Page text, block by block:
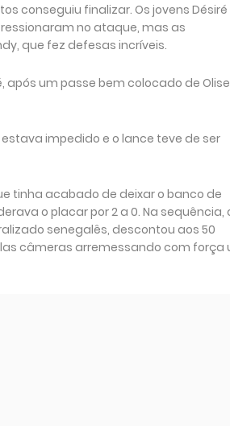
conseguiu finalizar. Os jovens Désiré
no ataque, mas as
que fez defesas incríveis.
após um passe bem colocado de
impedido e o lance teve de ser
tinha acabado de deixar o banco de
o placar por 2 a 0. Na sequência,
senegalês, descontou aos 50
câmeras arremessando com força